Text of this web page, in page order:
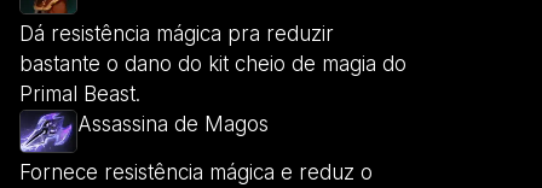
Dá resistência mágica pra reduzir
bastante o dano do kit cheio de magia do
Primal Beast.
Assassina de Magos
Fornece resistência mágica e reduz o